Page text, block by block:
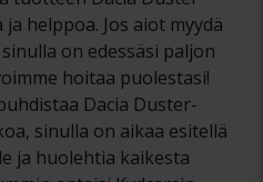
helppoa. Jos aiot myydä
on edessäsi paljon
hoitaa puolestasi!
Dacia Duster-
sinulla on aikaa esitellä
ja huolehtia kaikesta